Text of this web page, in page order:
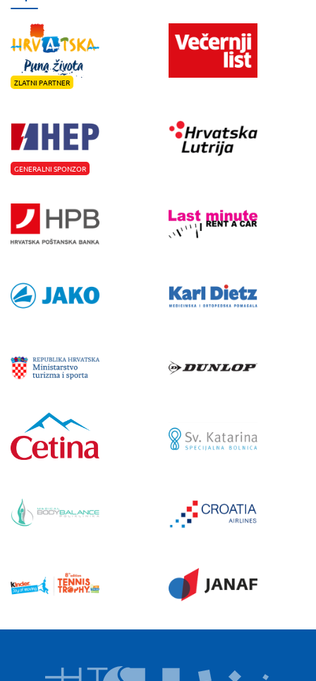
ZLATNI PARTNER
GENERALNI SPONZOR